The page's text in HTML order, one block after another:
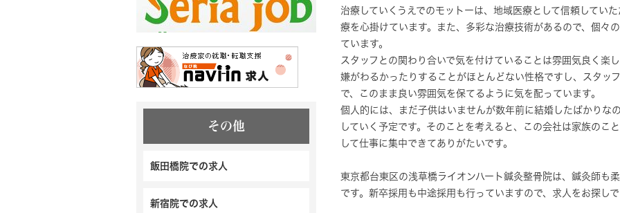
治療していくうえでのモットーは、地域医療として信頼してい
療を心掛けています。また、多彩な治療技術があるので、個々
ています。
スタッフとの関わり合いで気を付けていることは雰囲気良く楽
嫌がわるかったりすることがほとんどない性格ですし、スタッ
で、このまま良い雰囲気を保てるように気を配っています。
個人的には、まだ子供はいませんが数年前に結婚したばかりな
していく予定です。そのことを考えると、この会社は家族のこ
して仕事に集中できてありがたいです。
東京都台東区の浅草橋ライオンハート鍼灸整骨院は、鍼灸師も
です。新卒採用も中途採用も行っていますので、求人をお探し
その他
飯田橋院での求人
新宿院での求人